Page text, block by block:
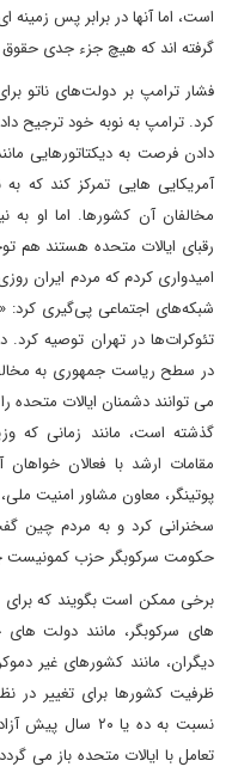
است، اما آنها در برابر پس
گرفته اند که هیچ جزء جدی حقوق
فشار ترامپ بر دولت‌های ناتو
کرد. ترامپ به نوبه خود ترجیح
دادن فرصت به دیکتاتورهایی
آمریکایی هایی تمرکز کند که
مخالفان آن کشورها. اما او به
امیدواری کردم که مردم ایران
شبکه‌های اجتماعی پی‌گیری کرد:
تئوکرات‌ها در تهران توصیه
در سطح ریاست جمهوری به
می توانند دشمنان ایالات
گذشته است، مانند زمانی که
مقامات ارشد با فعالان
پوتینگر، معاون مشاور امنیت
سخنرانی کرد و به مردم چین
حکومت سرکوبگر حزب کمونیست
برخی ممکن است بگویند که برای
های سرکوبگر، مانند دولت
دیگران، مانند کشورهای غیر
ظرفیت کشورها برای تغییر در
نسبت به ده یا
تعامل با ایالات متحده باز می